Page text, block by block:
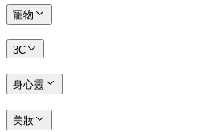
寵物
3C
身心靈
美妝